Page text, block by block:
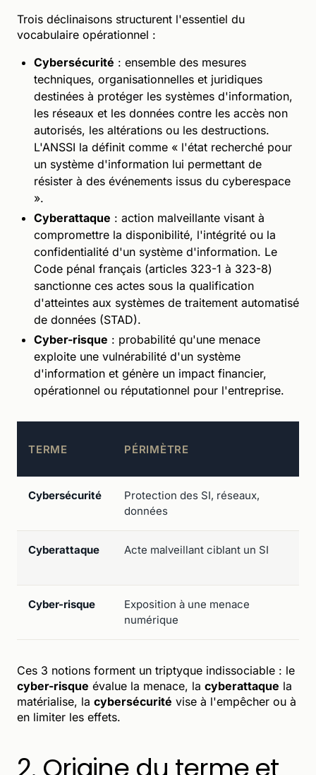
Trois déclinaisons structurent l'essentiel du
vocabulaire opérationnel :
Cybersécurité : ensemble des mesures
techniques, organisationnelles et juridiques
destinées à protéger les systèmes d'information,
les réseaux et les données contre les accès non
autorisés, les altérations ou les destructions.
L'ANSSI la définit comme « l'état recherché pour
un système d'information lui permettant de
résister à des événements issus du cyberespace
».
Cyberattaque : action malveillante visant à
compromettre la disponibilité, l'intégrité ou la
confidentialité d'un système d'information. Le
Code pénal français (articles 323-1 à 323-8)
sanctionne ces actes sous la qualification
d'atteintes aux systèmes de traitement automatisé
de données (STAD).
Cyber-risque : probabilité qu'une menace
exploite une vulnérabilité d'un système
d'information et génère un impact financier,
opérationnel ou réputationnel pour l'entreprise.
TERME PÉRIMÈTRE
Cybersécurité
Protection des SI, réseaux,
données
Cyberattaque Acte malveillant ciblant un SI
Cyber-risque
Exposition à une menace
numérique
Ces 3 notions forment un triptyque indissociable : le
cyber-risque évalue la menace, la cyberattaque la
matérialise, la cybersécurité vise à l'empêcher ou à
en limiter les effets.